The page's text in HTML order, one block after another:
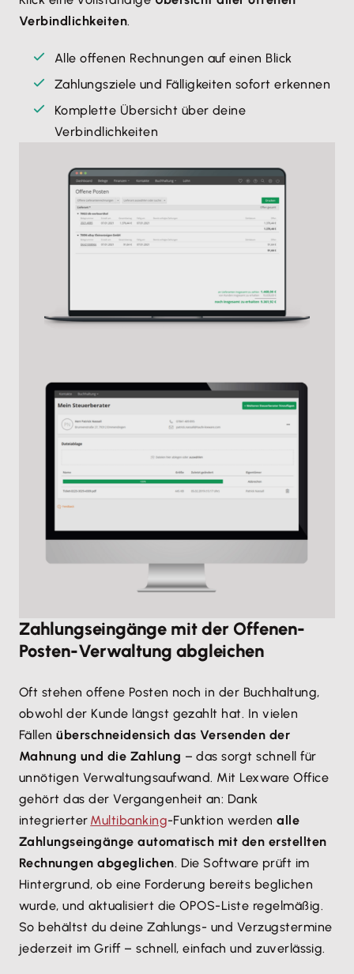
Verbindlichkeiten.
Alle offenen Rechnungen auf einen Blick
Zahlungsziele und Fälligkeiten sofort erkennen
Komplette Übersicht über deine
Verbindlichkeiten
Zahlungseingänge mit der Offenen-
Posten-Verwaltung abgleichen
Oft stehen offene Posten noch in der Buchhaltung,
obwohl der Kunde längst gezahlt hat. In vielen
Fällenüberschneidensich das Versenden der
Mahnung und die Zahlung – das sorgt schnell für
unnötigen Verwaltungsaufwand. Mit Lexware Office
gehört das der Vergangenheit an: Dank
integrierter Multibanking-Funktion werdenalle
Zahlungseingänge automatisch mit den erstellten
Rechnungen abgeglichen. Die Software prüft im
Hintergrund, ob eine Forderung bereits beglichen
wurde, und aktualisiert die OPOS-Liste regelmäßig.
So behältst du deine Zahlungs- und Verzugstermine
jederzeit im Griff – schnell, einfach und zuverlässig.